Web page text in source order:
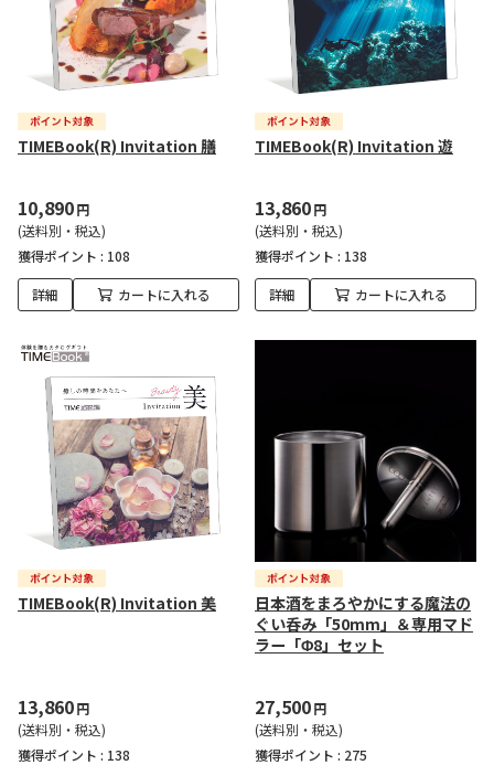
TIMEBook(R) Invitation 膳
10,890円
(送料別・税込)
獲得ポイント : 108
詳細 カートに入れる
TIMEBook(R) Invitation 遊
13,860円
(送料別・税込)
獲得ポイント : 138
詳細 カートに入れる
TIMEBook(R) Invitation 美
13,860円
(送料別・税込)
獲得ポイント : 138
日本酒をまろやかにする魔法の
ぐい呑み「50mm」＆専用マド
ラー「Φ8」セット
27,500円
(送料別・税込)
獲得ポイント : 275